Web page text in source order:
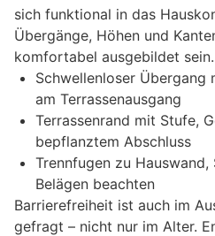
sich funktional in das
Übergänge, Höhen und
komfortabel ausgebildet sein.
Schwellenloser Übergang
am Terrassenausgang
Terrassenrand mit Stufe,
bepflanztem Abschluss
Trennfugen zu
Belägen beachten
Barrierefreiheit ist auch im
gefragt – nicht nur im Alter.